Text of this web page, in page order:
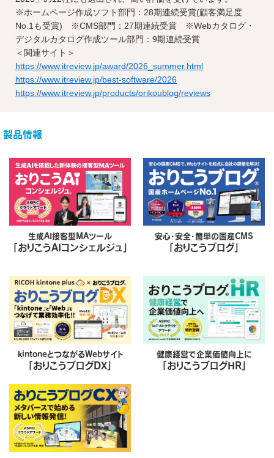
※ホームページ作成ソフト部門：28期連続受賞(顧客満足度
No.1も受賞) ※CMS部門：27期連続受賞 ※Webカタログ・
デジタルカタログ作成ツール部門：9期連続受賞
＜関連サイト＞
https://www.itreview.jp/award/2026_summer.html
https://www.itreview.jp/best-software/2026
https://www.itreview.jp/products/orikoublog/reviews
製品情報
生成AI接客型MAツール
「おりこうAIコンシェルジュ」
安心・安全・簡単の国産CMS
「おりこうブログ」
kintoneとつながるWebサイト
「おりこうブログDX」
健康経営で企業価値向上に
「おりこうブログHR」